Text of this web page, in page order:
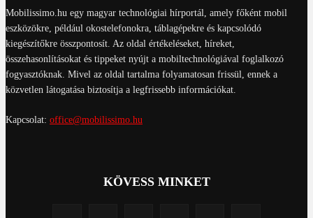
Mobilissimo.hu egy magyar technológiai hírportál, amely főként mobil
eszközökre, például okostelefonokra, táblagépekre és kapcsolódó
kiegészítőkre összpontosít. Az oldal értékeléseket, híreket,
összehasonlításokat és tippeket nyújt a mobiltechnológiával foglalkozó
fogyasztóknak. Mivel az oldal tartalma folyamatosan frissül, ennek a
közvetlen látogatása biztosítja a legfrissebb információkat.
Kapcsolat: office@mobilissimo.hu
KÖVESS MINKET